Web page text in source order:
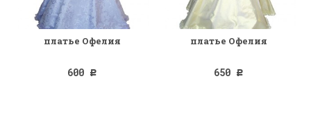
платье Офелия
600 Р
платье Офелия
650 Р